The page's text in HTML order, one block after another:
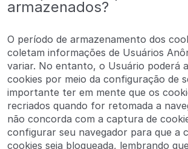
armazenados?
O período de armazenamento dos
coletam informações de Usuários
variar. No entanto, o Usuário poderá
cookies por meio da configuração de
importante ter em mente que os
recriados quando for retomada a
não concorda com a captura de
configurar seu navegador para que a
cookies seja bloqueada, lembrando